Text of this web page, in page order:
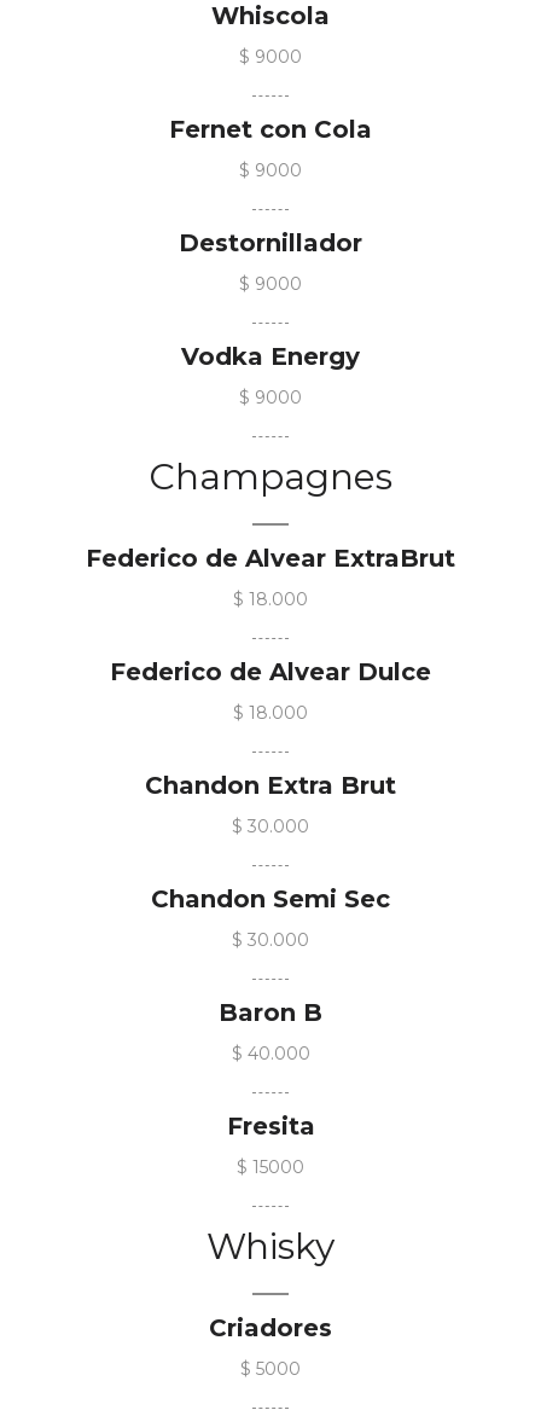
Whiscola
$ 9000
Fernet con Cola
$ 9000
Destornillador
$ 9000
Vodka Energy
$ 9000
Champagnes
Federico de Alvear ExtraBrut
$ 18.000
Federico de Alvear Dulce
$ 18.000
Chandon Extra Brut
$ 30.000
Chandon Semi Sec
$ 30.000
Baron B
$ 40.000
Fresita
$ 15000
Whisky
Criadores
$ 5000